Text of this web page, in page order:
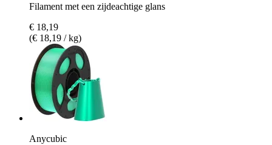
Filament met een zijdeachtige glans
€ 18,19
(€ 18,19 / kg)
Anycubic